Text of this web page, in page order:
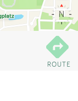
ROUTE